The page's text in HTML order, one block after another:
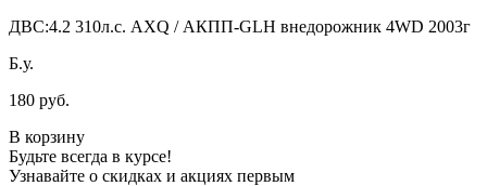
ДВС:4.2 310л.с. AXQ / АКПП-GLH внедорожник 4WD 2003г
Б.у.
180 руб.
В корзину
Будьте всегда в курсе!
Узнавайте о скидках и акциях первым